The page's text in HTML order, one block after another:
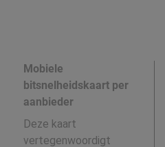
Mobiele
bitsnelheidskaart per
aanbieder
Deze kaart
vertegenwoordigt